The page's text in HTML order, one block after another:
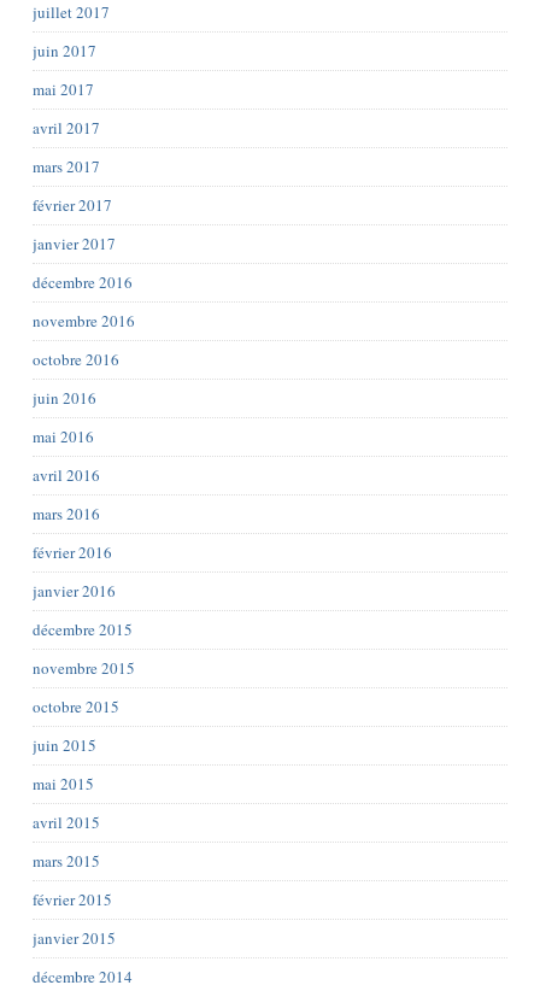
juillet 2017
juin 2017
mai 2017
avril 2017
mars 2017
février 2017
janvier 2017
décembre 2016
novembre 2016
octobre 2016
juin 2016
mai 2016
avril 2016
mars 2016
février 2016
janvier 2016
décembre 2015
novembre 2015
octobre 2015
juin 2015
mai 2015
avril 2015
mars 2015
février 2015
janvier 2015
décembre 2014